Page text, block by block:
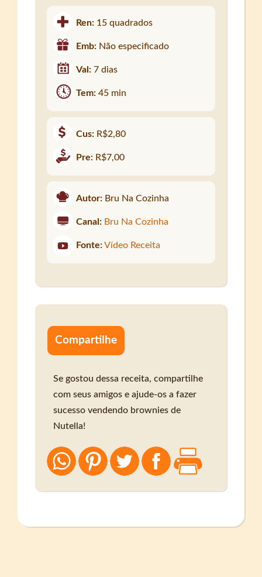
Ren: 15 quadrados
Emb: Não especificado
Val:7 dias
Tem:45 min
Cus: R$2,80
Pre: R$7,00
Autor: Bru Na Cozinha
Canal: Bru Na Cozinha
Fonte: Vídeo Receita
Compartilhe
Se gostou dessa receita, compartilhe
com seus amigos e ajude-os a fazer
sucesso vendendo brownies de
Nutella!